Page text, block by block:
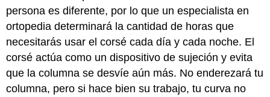
persona es diferente, por lo que un especialista en
ortopedia determinará la cantidad de horas que
necesitarás usar el corsé cada día y cada noche. El
corsé actúa como un dispositivo de sujeción y evita
que la columna se desvíe aún más. No enderezará tu
columna, pero si hace bien su trabajo, tu curva no